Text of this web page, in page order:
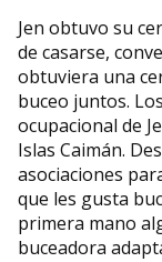
Jen obtuvo su
de casarse,
obtuviera una
buceo juntos.
ocupacional de
Islas Caimán.
asociaciones
que les gusta
primera mano
buceadora